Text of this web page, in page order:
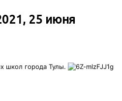
25 июня
школ города Тулы.